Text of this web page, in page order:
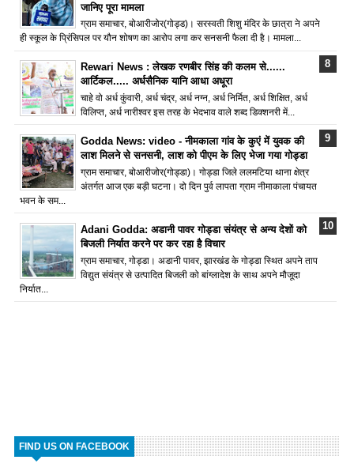
जानिए पूरा मामला
ग्राम समाचार, बोआरीजोर(गोड्ड)। सरस्वती शिशु मंदिर के छात्रा ने अपने
ही स्कूल के प्रिंसिपल पर यौन शोषण का आरोप लगा कर सनसनी फैला दी है। मामला...
Rewari News : लेखक रणबीर सिंह की कलम से......
आर्टिकल..... अर्धसैनिक यानि आधा अधूरा
चाहे वो अर्ध कुंवारी, अर्ध चंद्र, अर्ध नग्न, अर्ध निर्मित, अर्ध शिक्षित, अर्ध
विलिप्त, अर्ध नारीश्वर इस तरह के भेदभाव वाले शब्द डिक्शनरी में...
Godda News: video - नीमकाला गांव के कुएं में युवक की
लाश मिलने से सनसनी, लाश को पीएम के लिए भेजा गया गोड्डा
ग्राम समाचार, बोआरीजोर(गोड्डा)। गोड्डा जिले ललमटिया थाना क्षेत्र
अंतर्गत आज एक बड़ी घटना। दो दिन पुर्व लापता ग्राम नीमाकाला पंचायत
भवन के सम...
Adani Godda: अडानी पावर गोड्डा संयंत्र से अन्य देशों को
बिजली निर्यात करने पर कर रहा है विचार
ग्राम समाचार, गोड्डा। अडानी पावर, झारखंड के गोड्डा स्थित अपने ताप
विद्युत संयंत्र से उत्पादित बिजली को बांग्लादेश के साथ अपने मौजूदा
निर्यात...
FIND US ON FACEBOOK